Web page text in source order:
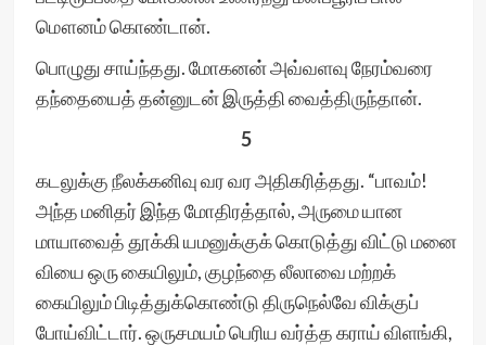
மௌனம் கொண்டான்.
பொழுது சாய்ந்தது. மோகனன் அவ்வளவு நேரம்வரை
தந்தையைத் தன்னுடன் இருத்தி வைத்திருந்தான்.
5
கடலுக்கு நீலக்கனிவு வர வர அதிகரித்தது. “பாவம்!
அந்த மனிதர் இந்த மோதிரத்தால், அருமை யான
மாயாவைத் தூக்கி யமனுக்குக் கொடுத்து விட்டு மனை
வியை ஒரு கையிலும், குழந்தை லீலாவை மற்றக்
கையிலும் பிடித்துக்கொண்டு திருநெல்வே விக்குப்
போய்விட்டார். ஒருசமயம் பெரிய வர்த்த கராய் விளங்கி,